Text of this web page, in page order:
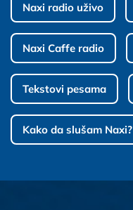
Naxi radio uživo
Naxi Caffe radio
Tekstovi pesama
Kako da slušam Naxi?